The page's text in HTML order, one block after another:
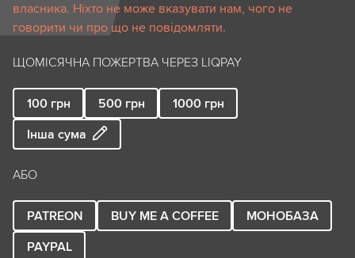
власника. Ніхто не може вказувати нам, чого не
говорити чи про що не повідомляти.
ЩОМІСЯЧНА ПОЖЕРТВА ЧЕРЕЗ LIQPAY
100 грн 500 грн 1000 грн
Інша сума
АБО
PATREON BUY ME A COFFEE
МОНОБАЗА
PAYPAL